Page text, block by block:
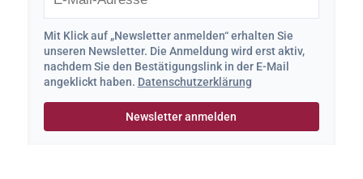
Mit Klick auf „Newsletter anmelden“ erhalten Sie
unseren Newsletter. Die Anmeldung wird erst aktiv,
nachdem Sie den Bestätigungslink in der E-Mail
angeklickt haben. Datenschutzerklärung